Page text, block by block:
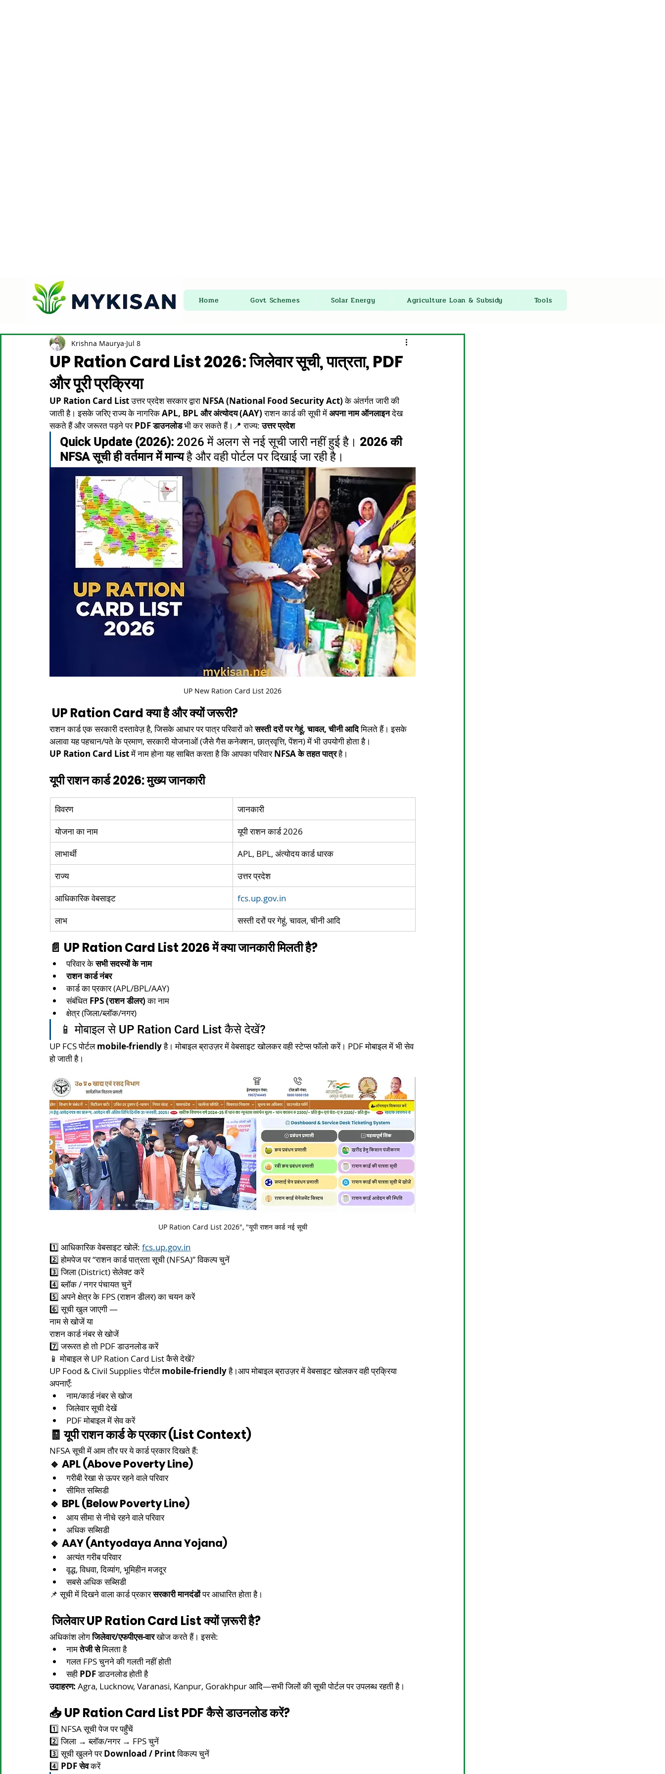
Home Govt Schemes Solar Energy Agriculture Loan & Subsidy Tools
UP Ration Card List 2026: जिलेवार सूची, पात्रता, PDF
और पूरी प्रक्रिया
Krishna Maurya Jul 8
UP Ration Card List उत्तर प्रदेश सरकार द्वारा NFSA (National Food Security Act) के अंतर्गत जारी की
जाती है। इसके जरिए राज्य के नागरिक APL, BPL और अंत्योदय (AAY) राशन कार्ड की सूची में अपना नाम ऑनलाइन देख
सकते हैं और जरूरत पड़ने पर PDF डाउनलोड भी कर सकते हैं।📍 राज्य: उत्तर प्रदेश
Quick Update (2026): 2026 में अलग से नई सूची जारी नहीं हुई है। 2026 की
NFSA सूची ही वर्तमान में मान्य है और वही पोर्टल पर दिखाई जा रही है।
UP New Ration Card List 2026
UP Ration Card क्या है और क्यों जरूरी?
राशन कार्ड एक सरकारी दस्तावेज़ है, जिसके आधार पर पात्र परिवारों को सस्ती दरों पर गेहूं, चावल, चीनी आदि मिलते हैं। इसके
अलावा यह पहचान/पते के प्रमाण, सरकारी योजनाओं (जैसे गैस कनेक्शन, छात्रवृत्ति, पेंशन) में भी उपयोगी होता है।
UP Ration Card List में नाम होना यह साबित करता है कि आपका परिवार NFSA के तहत पात्र है।
यूपी राशन कार्ड 2026: मुख्य जानकारी
विवरण
जानकारी
योजना का नाम
यूपी राशन कार्ड 2026
लाभार्थी
APL, BPL, अंत्योदय कार्ड धारक
राज्य
उत्तर प्रदेश
आधिकारिक वेबसाइट
fcs.up.gov.in
लाभ
सस्ती दरों पर गेहूं, चावल, चीनी आदि
📄 UP Ration Card List 2026 में क्या जानकारी मिलती है?
परिवार के सभी सदस्यों के नाम
राशन कार्ड नंबर
कार्ड का प्रकार (APL/BPL/AAY)
संबंधित FPS (राशन डीलर) का नाम
क्षेत्र (जिला/ब्लॉक/नगर)
📱 मोबाइल से UP Ration Card List कैसे देखें?
UP FCS पोर्टल mobile-friendly है। मोबाइल ब्राउज़र में वेबसाइट खोलकर वही स्टेप्स फॉलो करें। PDF मोबाइल में भी सेव
हो जाती है।
UP Ration Card List 2026", "यूपी राशन कार्ड नई सूची
1️⃣ आधिकारिक वेबसाइट खोलें: fcs.up.gov.in
2️⃣ होमपेज पर “राशन कार्ड पात्रता सूची (NFSA)” विकल्प चुनें
3️⃣ जिला (District) सेलेक्ट करें
4️⃣ ब्लॉक / नगर पंचायत चुनें
5️⃣ अपने क्षेत्र के FPS (राशन डीलर) का चयन करें
6️⃣ सूची खुल जाएगी —
नाम से खोजें या
राशन कार्ड नंबर से खोजें
7️⃣ जरूरत हो तो PDF डाउनलोड करें
📱 मोबाइल से UP Ration Card List कैसे देखें?
UP Food & Civil Supplies पोर्टल mobile-friendly है।आप मोबाइल ब्राउज़र में वेबसाइट खोलकर वही प्रक्रिया
अपनाएँ:
नाम/कार्ड नंबर से खोज
जिलेवार सूची देखें
PDF मोबाइल में सेव करें
🧾 यूपी राशन कार्ड के प्रकार (List Context)
NFSA सूची में आम तौर पर ये कार्ड प्रकार दिखते हैं:
🔹 APL (Above Poverty Line)
गरीबी रेखा से ऊपर रहने वाले परिवार
सीमित सब्सिडी
🔹 BPL (Below Poverty Line)
आय सीमा से नीचे रहने वाले परिवार
अधिक सब्सिडी
🔹 AAY (Antyodaya Anna Yojana)
अत्यंत गरीब परिवार
वृद्ध, विधवा, दिव्यांग, भूमिहीन मजदूर
सबसे अधिक सब्सिडी
📌 सूची में दिखने वाला कार्ड प्रकार सरकारी मानदंडों पर आधारित होता है।
जिलेवार UP Ration Card List क्यों ज़रूरी है?
अधिकांश लोग जिलेवार/एफपीएस-वार खोज करते हैं। इससे:
नाम तेजी से मिलता है
गलत FPS चुनने की गलती नहीं होती
सही PDF डाउनलोड होती है
उदाहरण: Agra, Lucknow, Varanasi, Kanpur, Gorakhpur आदि—सभी जिलों की सूची पोर्टल पर उपलब्ध रहती है।
📥 UP Ration Card List PDF कैसे डाउनलोड करें?
1️⃣ NFSA सूची पेज पर पहुँचें
2️⃣ जिला → ब्लॉक/नगर → FPS चुनें
3️⃣ सूची खुलने पर Download / Print विकल्प चुनें
4️⃣ PDF सेव करें